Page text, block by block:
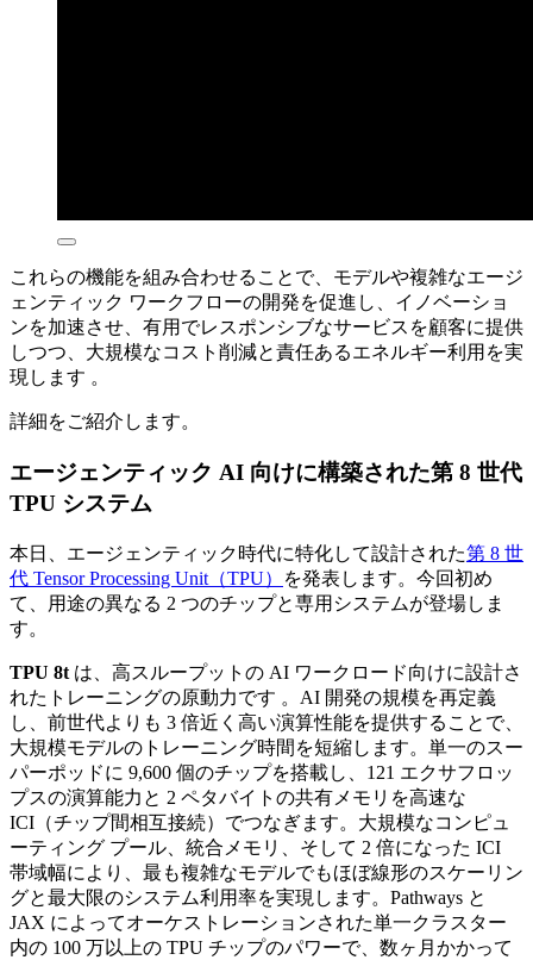
これらの機能を組み合わせることで、モデルや複雑なエージ
ェンティック ワークフローの開発を促進し、イノベーショ
ンを加速させ、有用でレスポンシブなサービスを顧客に提供
しつつ、大規模なコスト削減と責任あるエネルギー利用を実
現します 。
詳細をご紹介します。
エージェンティック AI 向けに構築された第 8 世代
TPU システム
本日、エージェンティック時代に特化して設計された第 8 世
代 Tensor Processing Unit（TPU）
を発表します。今回初め
て、用途の異なる 2 つのチップと専用システムが登場しま
す。
TPU 8t は、高スループットの AI ワークロード向けに設計さ
れたトレーニングの原動力です 。AI 開発の規模を再定義
し、前世代よりも 3 倍近く高い演算性能を提供することで、
大規模モデルのトレーニング時間を短縮します。単一のスー
パーポッドに 9,600 個のチップを搭載し、121 エクサフロッ
プスの演算能力と 2 ペタバイトの共有メモリを高速な
ICI（チップ間相互接続）でつなぎます。大規模なコンピュ
ーティング プール、統合メモリ、そして 2 倍になった ICI
帯域幅により、最も複雑なモデルでもほぼ線形のスケーリン
グと最大限のシステム利用率を実現します。Pathways と
JAX によってオーケストレーションされた単一クラスター
内の 100 万以上の TPU チップのパワーで、数ヶ月かかって